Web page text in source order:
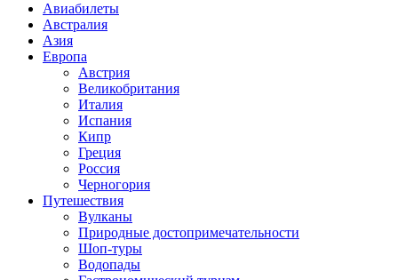
Авиабилеты
Австралия
Азия
Европа
Австрия
Великобритания
Италия
Испания
Кипр
Греция
Россия
Черногория
Путешествия
Вулканы
Природные достопримечательности
Шоп-туры
Водопады